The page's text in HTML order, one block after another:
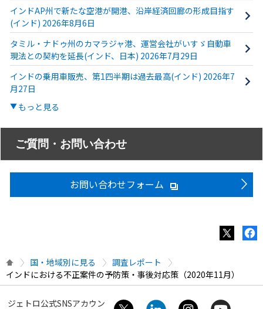
インドAP州で新たな空港が開港、沿岸経済回廊の形成目指す
(インド) 2026年8月6日
タミル・ナドゥ州のカマラジャ港、運営会社がいすゞ自動車
現法との契約を延長(インド、日本) 2026年7月29日
インドの乗用車販売、第1四半期は過去最高(インド) 2026年7
月27日
もっと見る
ご質問・お問い合わせ
お問い合わせフォーム
国・地域別に見る
調査レポート
インドにおける不正案件の予防策・事後対応策（2020年11月）
ジェトロ公式SNSアカウン